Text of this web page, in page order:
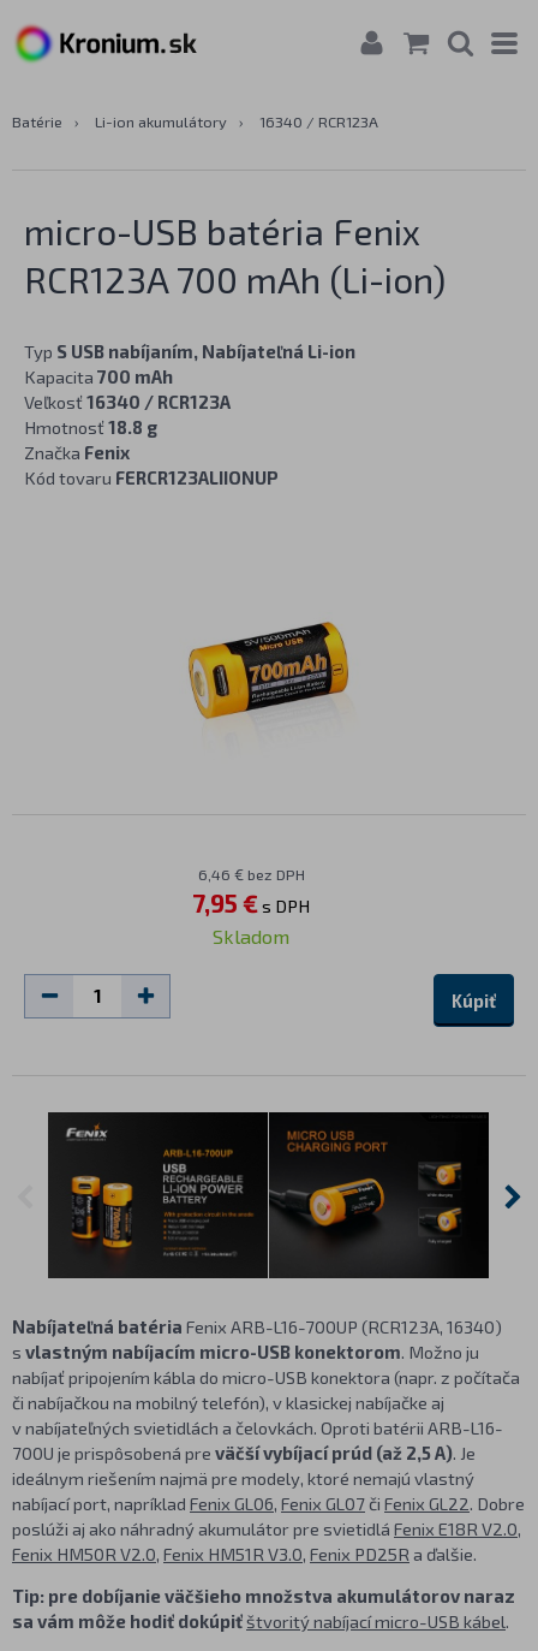
Batérie › Li-ion akumulátory › 16340 / RCR123A
micro-USB batéria Fenix
RCR123A 700 mAh (Li-ion)
Typ S USB nabíjaním, Nabíjateľná Li-ion
Kapacita 700 mAh
Veľkosť 16340 / RCR123A
Hmotnosť 18.8 g
Značka Fenix
Kód tovaru FERCR123ALIIONUP
6,46 € bez DPH
7,95 €s DPH
Skladom
Kúpiť
Nabíjateľná batéria Fenix ARB-L16-700UP (RCR123A, 16340)
s vlastným nabíjacím micro-USB konektorom. Možno ju
nabíjať pripojením kábla do micro-USB konektora (napr. z počítača
či nabíjačkou na mobilný telefón), v klasickej nabíjačke aj
v nabíjateľných svietidlách a čelovkách. Oproti batérii ARB-L16-
700U je prispôsobená pre väčší vybíjací prúd (až 2,5 A). Je
ideálnym riešením najmä pre modely, ktoré nemajú vlastný
nabíjací port, napríklad Fenix GL06, Fenix GL07 či Fenix GL22. Dobre
poslúži aj ako náhradný akumulátor pre svietidlá Fenix E18R V2.0,
Fenix HM50R V2.0, Fenix HM51R V3.0, Fenix PD25R a ďalšie.
Tip: pre dobíjanie väčšieho množstva akumulátorov naraz
sa vám môže hodiť dokúpiťštvoritý nabíjací micro-USB kábel.